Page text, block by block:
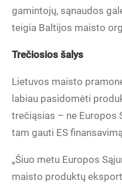
gamintojų, sąnaudos
teigia Baltijos maisto
Trečiosios šalys
Lietuvos maisto
labiau pasidomėti
trečiąsias – ne Europos
tam gauti ES
„Šiuo metu Europos
maisto produktų